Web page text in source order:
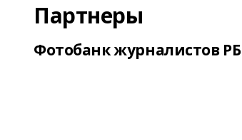
Партнеры
Фотобанк журналистов РБ